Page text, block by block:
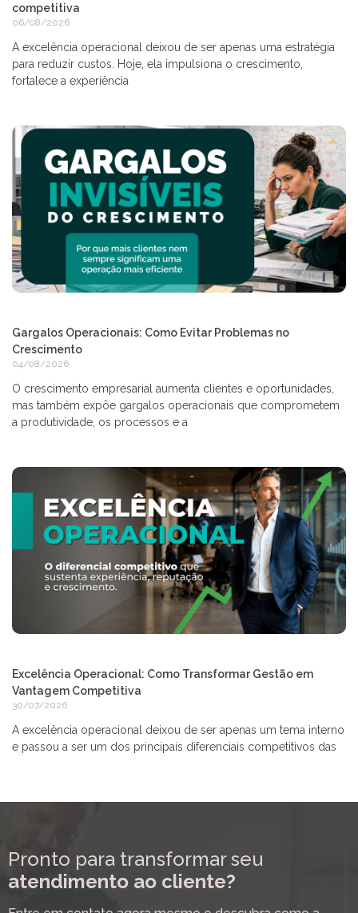
competitiva
06/08/2026
A excelência operacional deixou de ser apenas uma estratégia
para reduzir custos. Hoje, ela impulsiona o crescimento,
fortalece a experiência
Gargalos Operacionais: Como Evitar Problemas no
Crescimento
04/08/2026
O crescimento empresarial aumenta clientes e oportunidades,
mas também expõe gargalos operacionais que comprometem
a produtividade, os processos e a
Excelência Operacional: Como Transformar Gestão em
Vantagem Competitiva
30/07/2026
A excelência operacional deixou de ser apenas um tema interno
e passou a ser um dos principais diferenciais competitivos das
Pronto para transformar seu
atendimento ao cliente?